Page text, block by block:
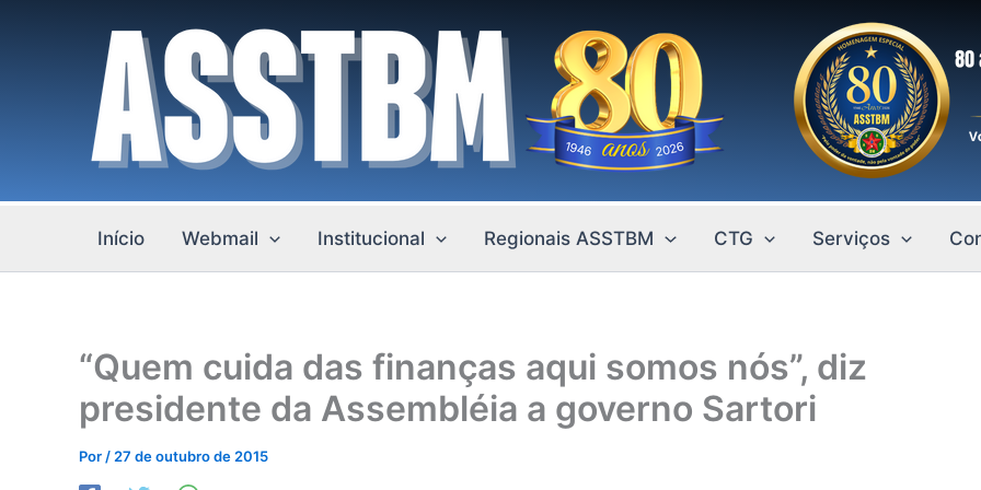
Início Webmail Institucional Regionais ASSTBM CTG Serviços
“Quem cuida das finanças aqui somos nós”, diz
presidente da Assembléia a governo Sartori
Por / 27 de outubro de 2015